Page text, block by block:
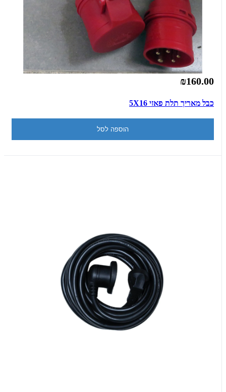
₪160.00
כבל מאריך תלת פאזי 5X16
הוספה לסל